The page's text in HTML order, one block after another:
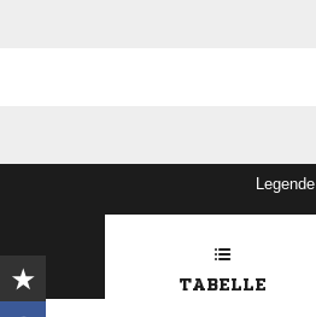
Legende
TABELLE